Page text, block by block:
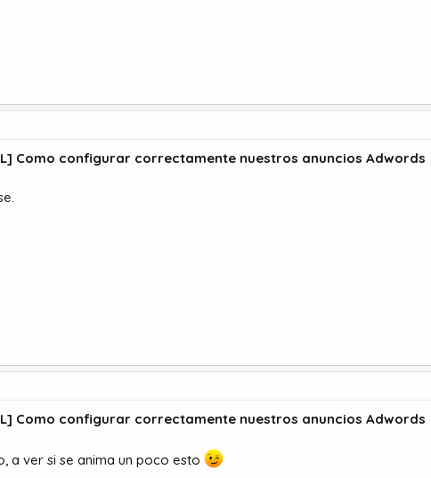
Como configurar correctamente nuestros anuncios Adwords
Como configurar correctamente nuestros anuncios Adwords
a ver si se anima un poco esto